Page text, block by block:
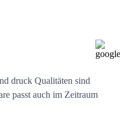
druck Qualitäten sind
passt auch im Zeitraum